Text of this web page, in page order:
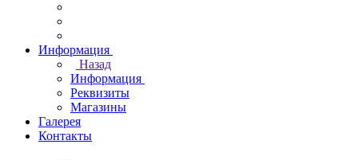
Информация
Назад
Информация
Реквизиты
Магазины
Галерея
Контакты